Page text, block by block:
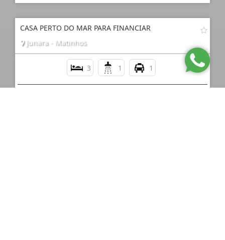
CASA PERTO DO MAR PARA FINANCIAR
Junara - Matinhos
3 1 1